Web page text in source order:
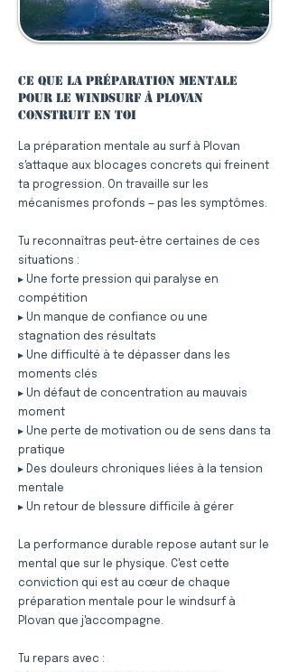
Ce que la préparation mentale
pour le windsurf à Plovan
construit en toi
La préparation mentale au surf à Plovan
s'attaque aux blocages concrets qui freinent
ta progression. On travaille sur les
mécanismes profonds — pas les symptômes.
Tu reconnaîtras peut-être certaines de ces
situations :
▸ Une forte pression qui paralyse en
compétition
▸ Un manque de confiance ou une
stagnation des résultats
▸ Une difficulté à te dépasser dans les
moments clés
▸ Un défaut de concentration au mauvais
moment
▸ Une perte de motivation ou de sens dans ta
pratique
▸ Des douleurs chroniques liées à la tension
mentale
▸ Un retour de blessure difficile à gérer
La performance durable repose autant sur le
mental que sur le physique. C'est cette
conviction qui est au cœur de chaque
préparation mentale pour le windsurf à
Plovan que j'accompagne.
Tu repars avec :